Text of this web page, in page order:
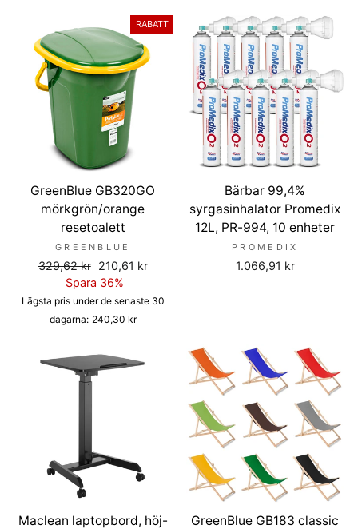
RABATT
GreenBlue GB320GO
mörkgrön/orange
resetoalett
GREENBLUE
Ordinarie
329,62 kr Försäljningspris
210,61 kr
Spara 36%
Lägsta pris under de senaste 30
dagarna: 240,30 kr
Bärbar 99,4%
syrgasinhalator Promedix
12L, PR-994, 10 enheter
PROMEDIX
1.066,91 kr
Maclean laptopbord, höj-
GreenBlue GB183 classic